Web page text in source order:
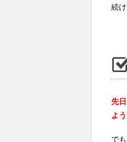
続
先
よ
で